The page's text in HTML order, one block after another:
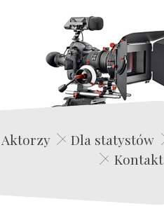
Aktorzy Dla statystów
Kontakt